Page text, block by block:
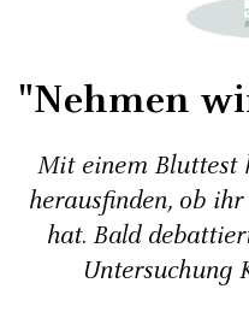
"Nehmen
Mit einem Bluttest
herausfinden, ob
hat. Bald
Untersuchung